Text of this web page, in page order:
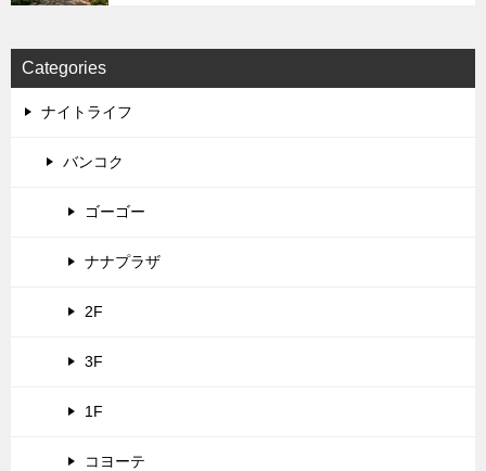
Categories
ナイトライフ
バンコク
ゴーゴー
ナナプラザ
2F
3F
1F
コヨーテ